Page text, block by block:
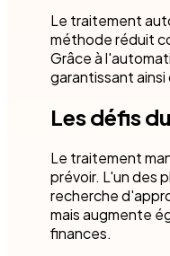
Le traitement
méthode réduit
Grâce à
garantissant
Les défis
Le traitement
prévoir. L'un des
recherche
mais augmente
finances.